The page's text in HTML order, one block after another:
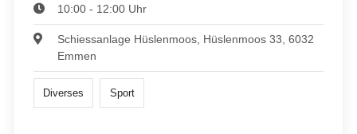
10:00 - 12:00 Uhr
Schiessanlage Hüslenmoos, Hüslenmoos 33, 6032
Emmen
Diverses Sport